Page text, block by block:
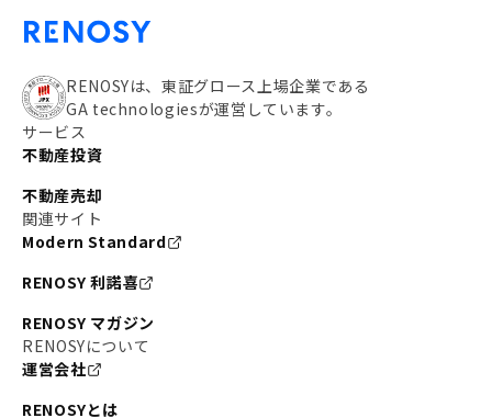
RENOSYは、東証グロース上場企業である
GA technologiesが運営しています。
サービス
不動産投資
不動産売却
関連サイト
Modern Standard
RENOSY 利諾喜
RENOSY マガジン
RENOSYについて
運営会社
RENOSYとは